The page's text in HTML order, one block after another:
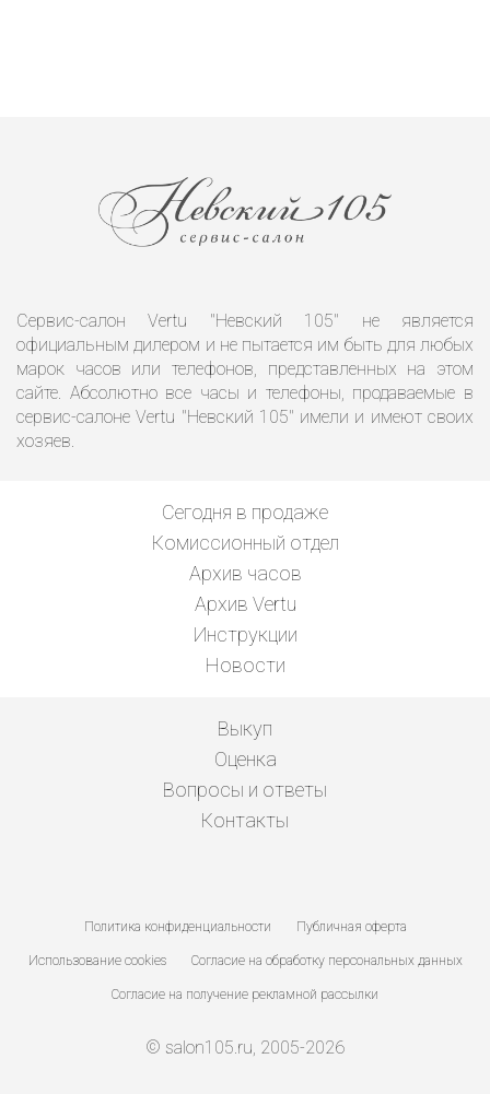
Сервис-салон Vertu "Невский 105" не является
официальным дилером и не пытается им быть для любых
марок часов или телефонов, представленных на этом
сайте. Абсолютно все часы и телефоны, продаваемые в
сервис-салоне Vertu "Невский 105" имели и имеют своих
хозяев.
Сегодня в продаже
Комиссионный отдел
Архив часов
Архив Vertu
Инструкции
Новости
Выкуп
Оценка
Вопросы и ответы
Контакты
Политика конфиденциальности Публичная оферта
Использование cookies Согласие на обработку персональных данных
Согласие на получение рекламной рассылки
© salon105.ru, 2005-2026